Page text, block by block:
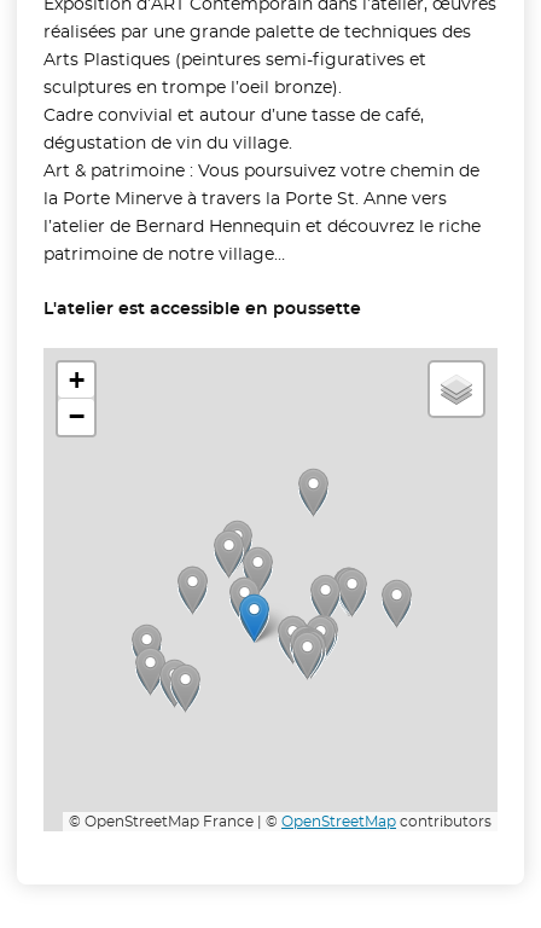
réalisées par une grande palette de techniques des
Arts Plastiques (peintures semi-figuratives et
sculptures en trompe l’oeil bronze).
Cadre convivial et autour d’une tasse de café,
dégustation de vin du village.
Art & patrimoine : Vous poursuivez votre chemin de
la Porte Minerve à travers la Porte St. Anne vers
l’atelier de Bernard Hennequin et découvrez le riche
patrimoine de notre village…
L'atelier est accessible en poussette
+
−
© OpenStreetMap France | ©OpenStreetMap contributors